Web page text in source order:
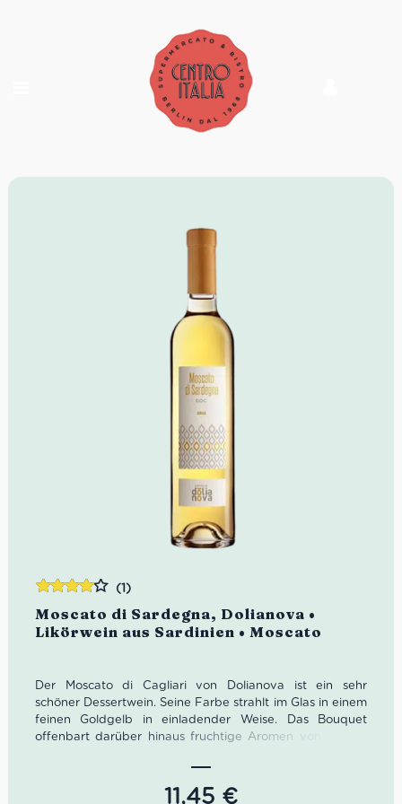
Moscato di Sardegna, Dolianova •
Likörwein aus Sardinien • Moscato
(1)
Der Moscato di Cagliari von Dolianova ist ein sehr
schöner Dessertwein. Seine Farbe strahlt im Glas in einem
feinen Goldgelb in einladender Weise. Das Bouquet
offenbart darüber hinaus fruchtige Aromen von Vanille,
Geruch: Vanille, Orangenschale, Melone
11,45 €
mit4.00
von 5